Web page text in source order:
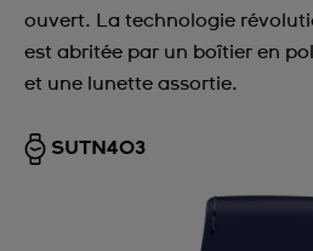
ouvert. La technologie
est abritée par un boîtier en
et une lunette assortie.
SUTN403